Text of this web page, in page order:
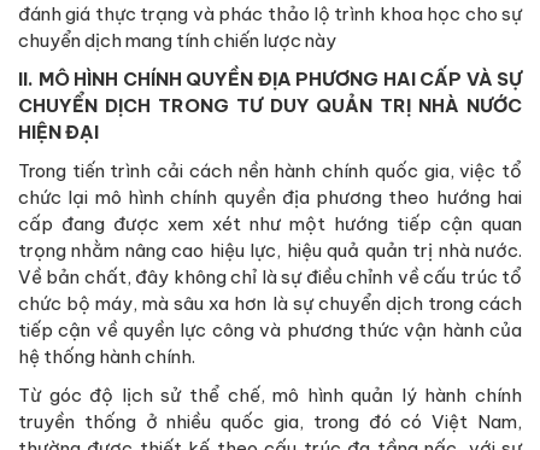
đánh giá thực trạng và phác thảo lộ trình khoa học cho sự
chuyển dịch mang tính chiến lược này
II. MÔ HÌNH CHÍNH QUYỀN ĐỊA PHƯƠNG HAI CẤP VÀ SỰ
CHUYỂN DỊCH TRONG TƯ DUY QUẢN TRỊ NHÀ NƯỚC
HIỆN ĐẠI
Trong tiến trình cải cách nền hành chính quốc gia, việc tổ
chức lại mô hình chính quyền địa phương theo hướng hai
cấp đang được xem xét như một hướng tiếp cận quan
trọng nhằm nâng cao hiệu lực, hiệu quả quản trị nhà nước.
Về bản chất, đây không chỉ là sự điều chỉnh về cấu trúc tổ
chức bộ máy, mà sâu xa hơn là sự chuyển dịch trong cách
tiếp cận về quyền lực công và phương thức vận hành của
hệ thống hành chính.
Từ góc độ lịch sử thể chế, mô hình quản lý hành chính
truyền thống ở nhiều quốc gia, trong đó có Việt Nam,